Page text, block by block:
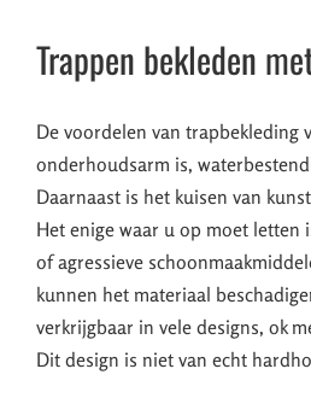
Trappen bekleden
De voordelen van trapbekleding
onderhoudsarm is,
Daarnaast is het kuisen van
Het enige waar u op moet letten
of agressieve
kunnen het materiaal
verkrijgbaar in vele designs, ok
Dit design is niet van echt